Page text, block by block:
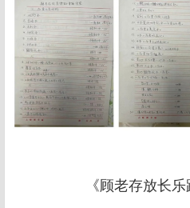
《顾老存放长乐